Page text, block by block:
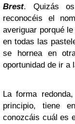
Brest. Quizás
reconocéis el
averiguar porqué
en todas las
se hornea en
oportunidad de ir a
La forma
principio, tiene
conozcáis cuál es